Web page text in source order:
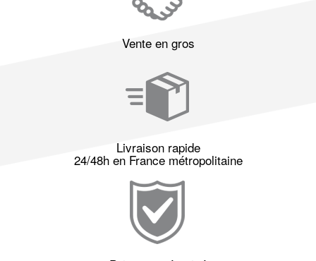
Vente en gros
Livraison rapide
24/48h en France métropolitaine